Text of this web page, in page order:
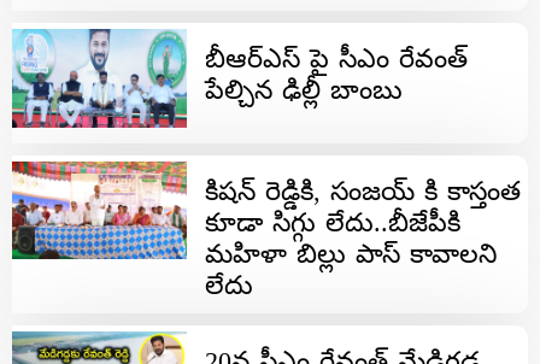
బీఆర్ఎస్ పై సీఎం రేవంత్
పేల్చిన ఢిల్లీ బాంబు
కిషన్ రెడ్డికి, సంజయ్ కి కాస్తంత
కూడా సిగ్గు లేదు..బీజేపీకి
మహిళా బిల్లు పాస్ కావాలని
లేదు